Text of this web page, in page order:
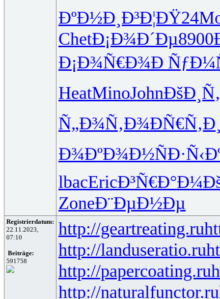
ÐºÐ½Ð¸Ð³Ð¦ÐŸ24
ChetÐ¡Ð¾Ð´Ðµ8900
Ð¡Ð¾Ñ€Ð¾Ð
HeatMinoJohn
Ñ„Ð¾Ñ‚Ð¾
Ð¾ÐºÐ¾Ð½
lbacEricÐ³Ñ€Ð°Ð¼
ZoneÐ¨ÐµÐ½Ðµ
Registrierdatum:
22.11.2023,
07:10
Beiträge:
591758
http://geartreating.ru
http://landuseratio.ru
http://papercoating.ru
http://naturalfunctor.ru